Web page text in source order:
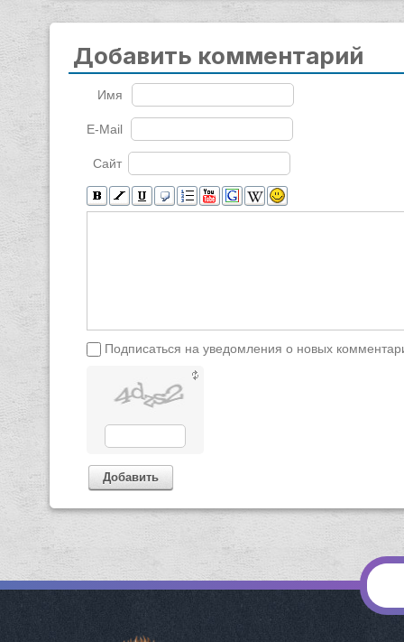
Добавить комментарий
Имя
E-Mail
Сайт
Подписаться на уведомления о новых
Добавить